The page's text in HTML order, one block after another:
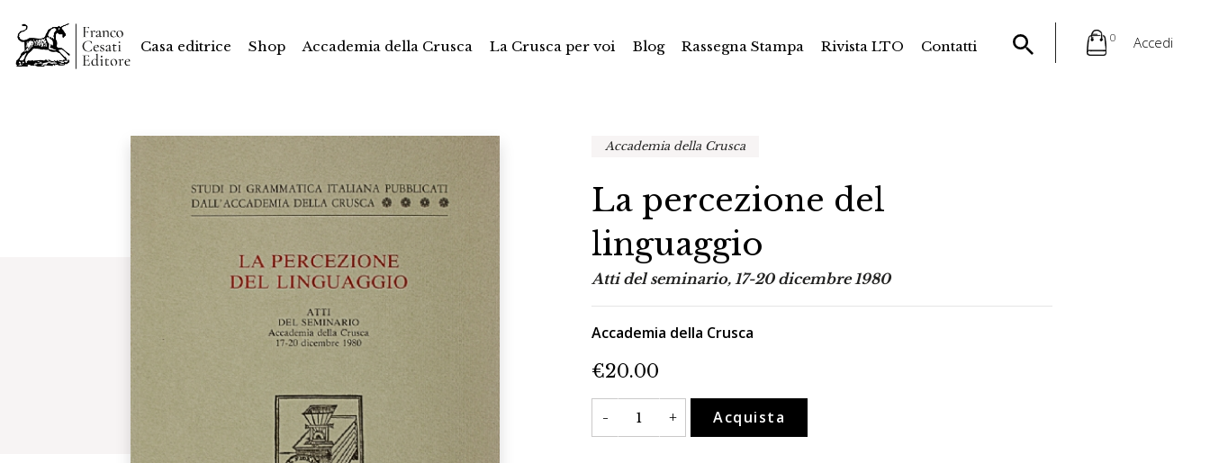
Casa editrice Shop Accademia della Crusca La Crusca per voi Blog Rassegna Stampa Rivista LTO Contatti
0 Accedi
Accademia della Crusca
La percezione del
linguaggio
Atti del seminario, 17-20 dicembre 1980
Accademia della Crusca
€20.00
-
La
percezione
del
+ Acquista